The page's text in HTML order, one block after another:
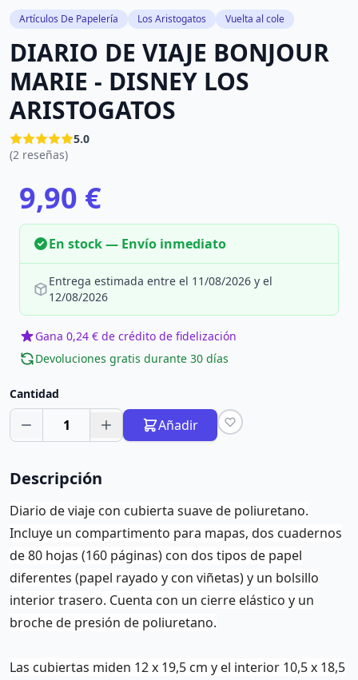
Artículos De Papelería Los Aristogatos Vuelta al cole
DIARIO DE VIAJE BONJOUR
MARIE - DISNEY LOS
ARISTOGATOS
5.0
(2 reseñas)
9,90 €
En stock — Envío inmediato
Entrega estimada entre el 11/08/2026 y el
12/08/2026
Gana 0,24 € de crédito de fidelización
Devoluciones gratis durante 30 días
Cantidad
1 Añadir
Descripción
Diario de viaje con cubierta suave de poliuretano.
Incluye un compartimento para mapas, dos cuadernos
de 80 hojas (160 páginas) con dos tipos de papel
diferentes (papel rayado y con viñetas) y un bolsillo
interior trasero. Cuenta con un cierre elástico y un
broche de presión de poliuretano.
Las cubiertas miden 12 x 19,5 cm y el interior 10,5 x 18,5